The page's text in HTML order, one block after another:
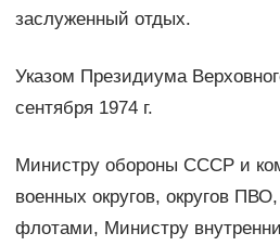
заслуженный отдых.
Указом Президиума
сентяб­ря 1974 г.
Министру обороны СССР и
военных округов, округов
флотами, Министру